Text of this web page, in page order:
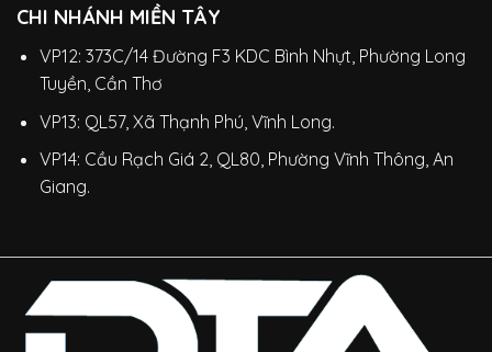
CHI NHÁNH MIỀN TÂY
VP12: 373C/14 Đường F3 KDC Bình Nhựt, Phường Long
Tuyền, Cần Thơ
VP13: QL57, Xã Thạnh Phú, Vĩnh Long.
VP14: Cầu Rạch Giá 2, QL80, Phường Vĩnh Thông, An
Giang.